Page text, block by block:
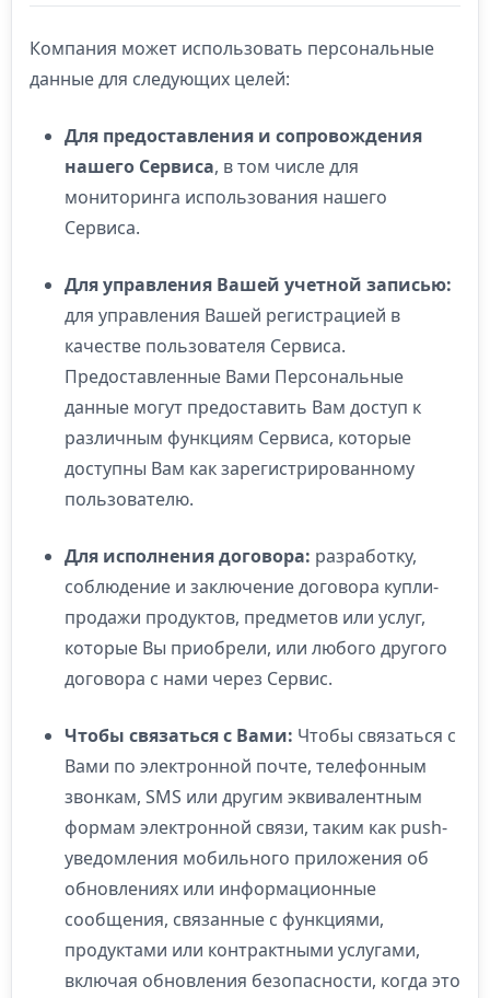
Компания может использовать персональные
данные для следующих целей:
Для предоставления и сопровождения
нашего Сервиса, в том числе для
мониторинга использования нашего
Сервиса.
Для управления Вашей учетной записью:
для управления Вашей регистрацией в
качестве пользователя Сервиса.
Предоставленные Вами Персональные
данные могут предоставить Вам доступ к
различным функциям Сервиса, которые
доступны Вам как зарегистрированному
пользователю.
Для исполнения договора: разработку,
соблюдение и заключение договора купли-
продажи продуктов, предметов или услуг,
которые Вы приобрели, или любого другого
договора с нами через Сервис.
Чтобы связаться с Вами: Чтобы связаться с
Вами по электронной почте, телефонным
звонкам, SMS или другим эквивалентным
формам электронной связи, таким как push-
уведомления мобильного приложения об
обновлениях или информационные
сообщения, связанные с функциями,
продуктами или контрактными услугами,
включая обновления безопасности, когда это